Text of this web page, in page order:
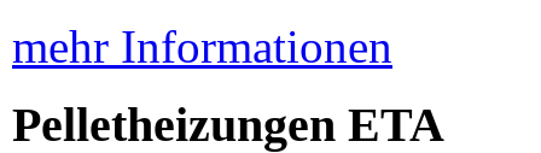
mehr Informationen
Pelletheizungen ETA